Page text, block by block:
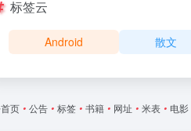
标签云
Android 散文
首页 • 公告 • 标签 • 书籍 • 网址 • 米表 • 电影